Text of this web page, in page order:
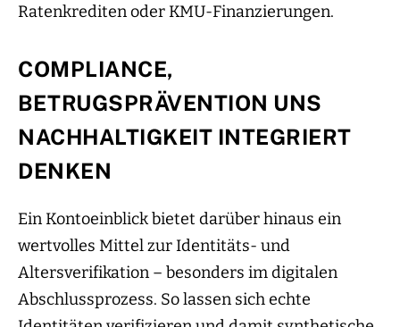
Ratenkrediten oder KMU-Finanzierungen.
COMPLIANCE,
BETRUGSPRÄVENTION UNS
NACHHALTIGKEIT INTEGRIERT
DENKEN
Ein Kontoeinblick bietet darüber hinaus ein
wertvolles Mittel zur Identitäts- und
Altersverifikation – besonders im digitalen
Abschlussprozess. So lassen sich echte